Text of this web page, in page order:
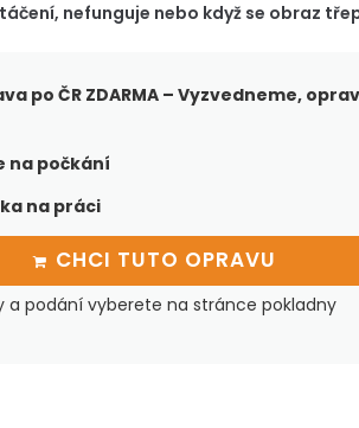
nefunguje nebo když se obraz
po ČRZDARMA – Vyzvedneme,
na počkání
na práci
CHCI TUTO OPRAVU
a podání vyberete na stránce pokladny